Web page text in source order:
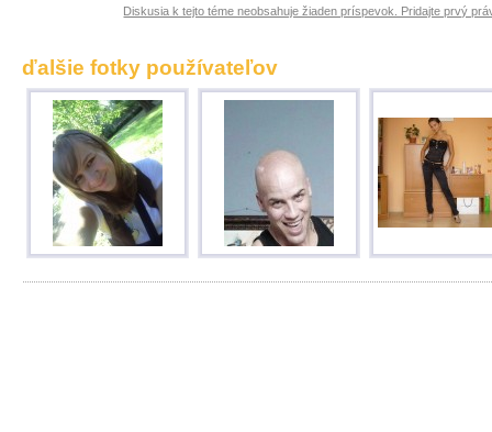
Diskusia k tejto téme neobsahuje žiaden príspevok. Pridajte prvý
ďalšie fotky používateľov